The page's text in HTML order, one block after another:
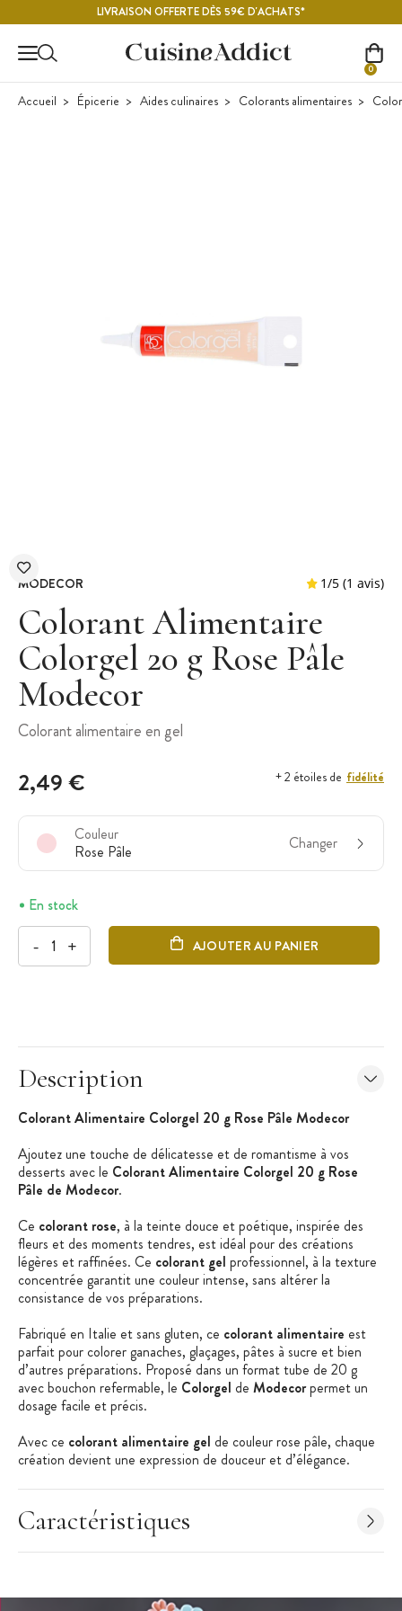
LIVRAISON OFFERTE DÈS 59€ D'ACHATS*
0
Accueil Épicerie Aides culinaires Colorants alimentaires
MODECOR
Colorant Alimentaire
Colorgel 20 g Rose Pâle
Modecor
Colorant alimentaire en gel
2,49 € + 2 étoiles de fidélité
Couleur
Rose Pâle
Changer
En stock
- + AJOUTER AU PANIER
Description
Colorant Alimentaire Colorgel 20 g Rose Pâle Modecor
Ajoutez une touche de délicatesse et de romantisme à vos
desserts avec le Colorant Alimentaire Colorgel 20 g Rose
Pâle de Modecor.
Ce colorant rose, à la teinte douce et poétique, inspirée des
fleurs et des moments tendres, est idéal pour des créations
légères et raffinées. Ce colorant gel professionnel, à la texture
concentrée garantit une couleur intense, sans altérer la
consistance de vos préparations.
Fabriqué en Italie et sans gluten, ce colorant alimentaire est
parfait pour colorer ganaches, glaçages, pâtes à sucre et bien
d’autres préparations. Proposé dans un format tube de 20 g
avec bouchon refermable, le Colorgel de Modecorpermet un
dosage facile et précis.
Avec ce colorant alimentaire gel de couleur rose pâle, chaque
création devient une expression de douceur et d’élégance.
Colorant Professionnel
Couleur Intense
Caractéristiques du Colorant Alimentaire :
Caractéristiques